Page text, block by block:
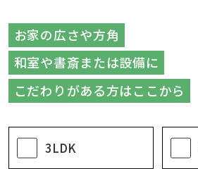
お家の広さや方角
和室や書斎または設備に
こだわりがある方はここから
3LDK